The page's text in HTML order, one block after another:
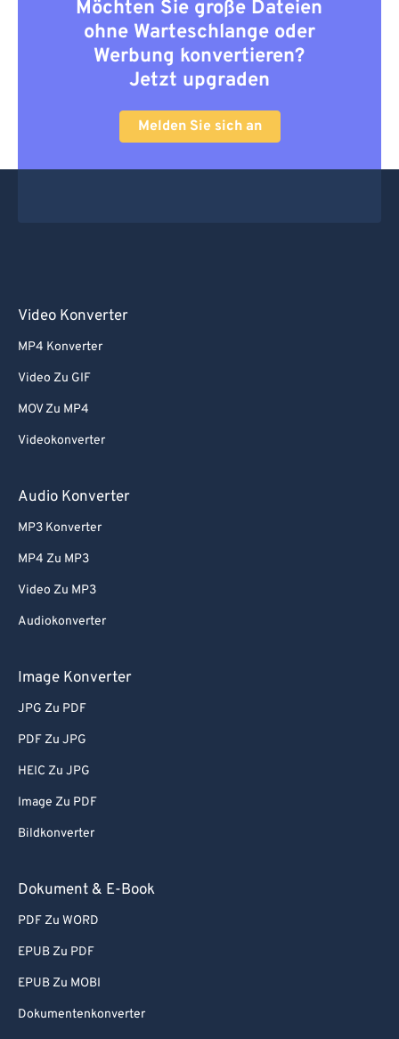
Möchten Sie große Dateien
ohne Warteschlange oder
Werbung konvertieren?
Jetzt upgraden
Melden Sie sich an
Video Konverter
MP4 Konverter
Video Zu GIF
MOV Zu MP4
Videokonverter
Audio Konverter
MP3 Konverter
MP4 Zu MP3
Video Zu MP3
Audiokonverter
Image Konverter
JPG Zu PDF
PDF Zu JPG
HEIC Zu JPG
Image Zu PDF
Bildkonverter
Dokument & E-Book
PDF Zu WORD
EPUB Zu PDF
EPUB Zu MOBI
Dokumentenkonverter